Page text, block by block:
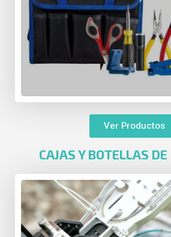
Ver Productos
CAJAS Y BOTELLAS